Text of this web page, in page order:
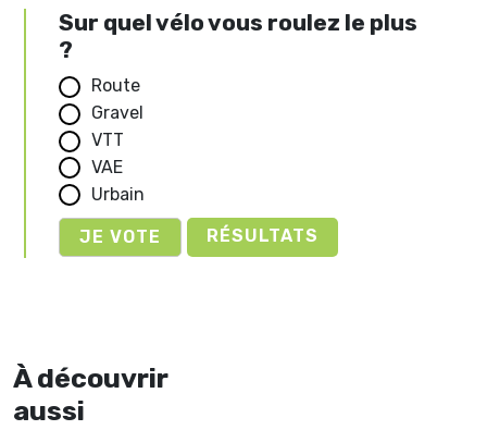
Sur quel vélo vous roulez le plus
?
Route
Gravel
VTT
VAE
Urbain
RÉSULTATS
À découvrir
aussi